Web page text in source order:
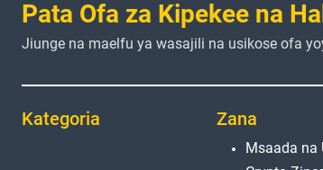
Pata Ofa za Kipekee na
Jiunge na maelfu ya wasajili na usikose ofa
Kategoria Zana
Msaada na